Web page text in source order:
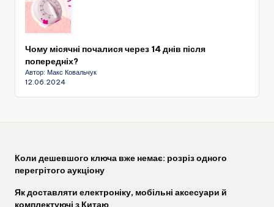
Чому місячні почалися через 14 днів після
попередніх?
Автор: Макс Ковальчук
12.06.2024
Коли дешевшого ключа вже немає: розріз одного
перегрітого аукціону
Як доставляти електроніку, мобільні аксесуари й
комплектуючі з Китаю